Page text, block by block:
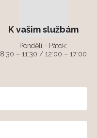
K vašim službám
Pondělí - Pátek:
8:30 – 11:30 / 12:00 – 17:00